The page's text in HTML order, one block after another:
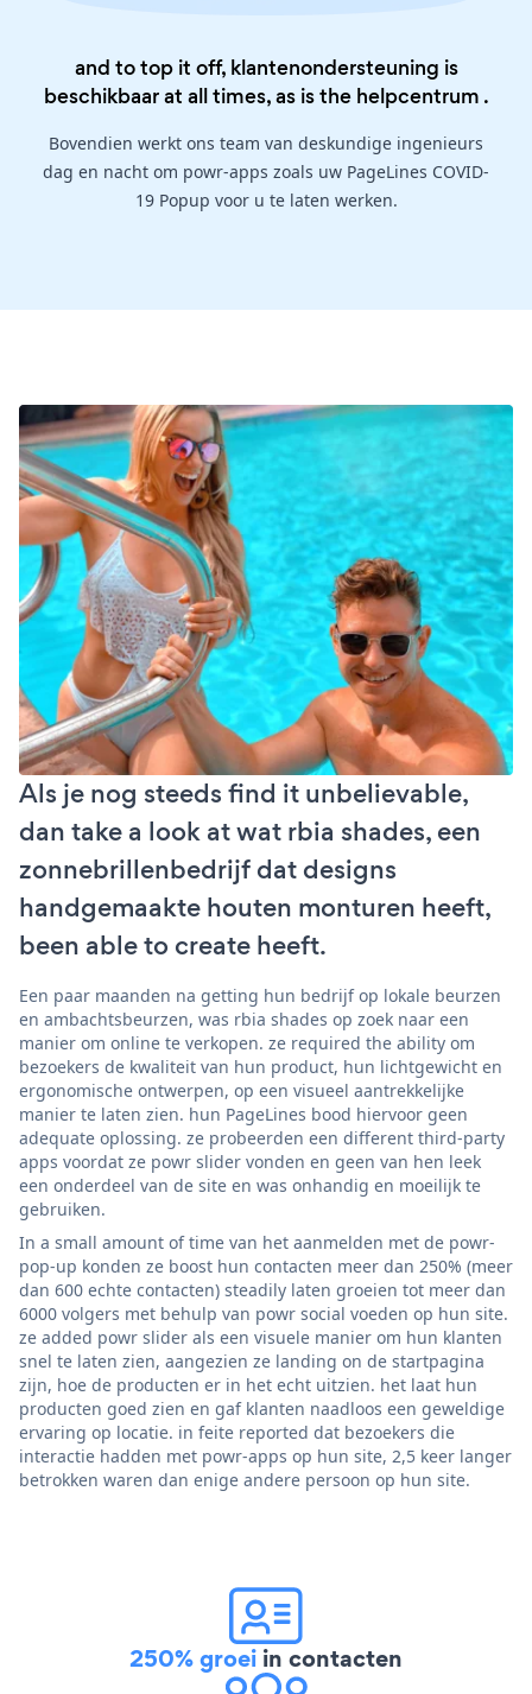
and to top it off, klantenondersteuning is
beschikbaar at all times, as is the helpcentrum .
Bovendien werkt ons team van deskundige ingenieurs
dag en nacht om powr-apps zoals uw PageLines COVID-
19 Popup voor u te laten werken.
Als je nog steeds find it unbelievable,
dan take a look at wat rbia shades, een
zonnebrillenbedrijf dat designs
handgemaakte houten monturen heeft,
been able to create heeft.
Een paar maanden na getting hun bedrijf op lokale beurzen
en ambachtsbeurzen, was rbia shades op zoek naar een
manier om online te verkopen. ze required the ability om
bezoekers de kwaliteit van hun product, hun lichtgewicht en
ergonomische ontwerpen, op een visueel aantrekkelijke
manier te laten zien. hun PageLines bood hiervoor geen
adequate oplossing. ze probeerden een different third-party
apps voordat ze powr slider vonden en geen van hen leek
een onderdeel van de site en was onhandig en moeilijk te
gebruiken.
In a small amount of time van het aanmelden met de powr-
pop-up konden ze boost hun contacten meer dan 250% (meer
dan 600 echte contacten) steadily laten groeien tot meer dan
6000 volgers met behulp van powr social voeden op hun site.
ze added powr slider als een visuele manier om hun klanten
snel te laten zien, aangezien ze landing on de startpagina
zijn, hoe de producten er in het echt uitzien. het laat hun
producten goed zien en gaf klanten naadloos een geweldige
ervaring op locatie. in feite reported dat bezoekers die
interactie hadden met powr-apps op hun site, 2,5 keer langer
betrokken waren dan enige andere persoon op hun site.
250% groei in contacten